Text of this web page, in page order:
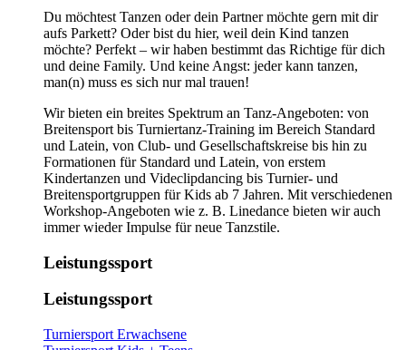
Du möchtest Tanzen oder dein Partner möchte gern mit dir
aufs Parkett? Oder bist du hier, weil dein Kind tanzen
möchte? Perfekt – wir haben bestimmt das Richtige für dich
und deine Family. Und keine Angst: jeder kann tanzen,
man(n) muss es sich nur mal trauen!
Wir bieten ein breites Spektrum an Tanz-Angeboten: von
Breitensport bis Turniertanz-Training im Bereich Standard
und Latein, von Club- und Gesellschaftskreise bis hin zu
Formationen für Standard und Latein, von erstem
Kindertanzen und Videclipdancing bis Turnier- und
Breitensportgruppen für Kids ab 7 Jahren. Mit verschiedenen
Workshop-Angeboten wie z. B. Linedance bieten wir auch
immer wieder Impulse für neue Tanzstile.
Leistungssport
Leistungssport
Turniersport Erwachsene